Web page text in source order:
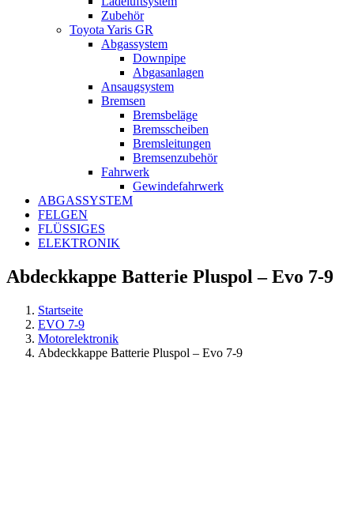
Zubehör
Toyota Yaris GR
Abgassystem
Downpipe
Abgasanlagen
Ansaugsystem
Bremsen
Bremsbeläge
Bremsscheiben
Bremsleitungen
Bremsenzubehör
Fahrwerk
Gewindefahrwerk
ABGASSYSTEM
FELGEN
FLÜSSIGES
ELEKTRONIK
Abdeckkappe Batterie Pluspol – Evo 7-9
Startseite
EVO 7-9
Motorelektronik
Abdeckkappe Batterie Pluspol – Evo 7-9